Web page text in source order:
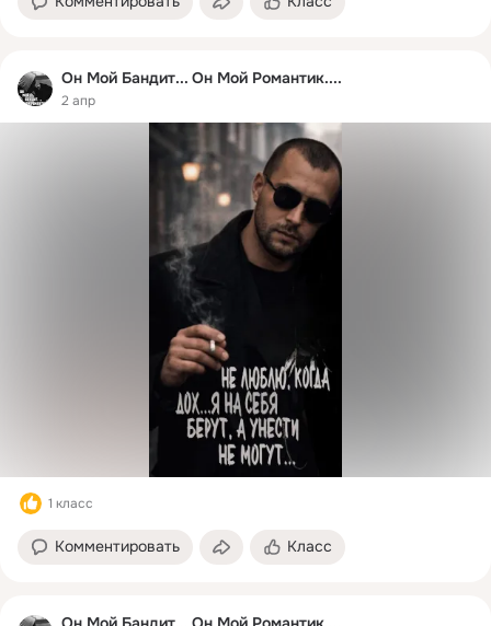
Он Мой Бандит... Он Мой Романтик....
2 апр
1 класс
Комментировать Класс